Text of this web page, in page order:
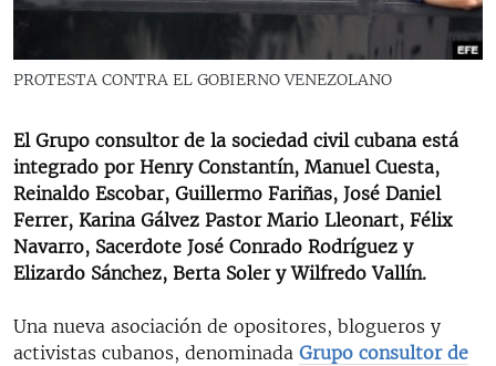
RADIO MARTÍ
ESPECIALES
LA REALIDAD DE LA VIVIENDA EN CUBA
SER VIEJO EN CUBA
KENTU-CUBANO
LOS SANTOS DE HIALEAH
LA INVASIÓN DE RUSIA A UCRANIA
EDITORIALES
SÍGUENOS
PROTESTA CONTRA EL GOBIERNO VENEZOLANO
El Grupo consultor de la sociedad civil cubana está
integrado por Henry Constantín, Manuel Cuesta,
Reinaldo Escobar, Guillermo Fariñas, José Daniel
Ferrer, Karina Gálvez Pastor Mario Lleonart, Félix
Navarro, Sacerdote José Conrado Rodríguez y
Elizardo Sánchez, Berta Soler y Wilfredo Vallín.
Una nueva asociación de opositores, blogueros y
activistas cubanos, denominada Grupo consultor de